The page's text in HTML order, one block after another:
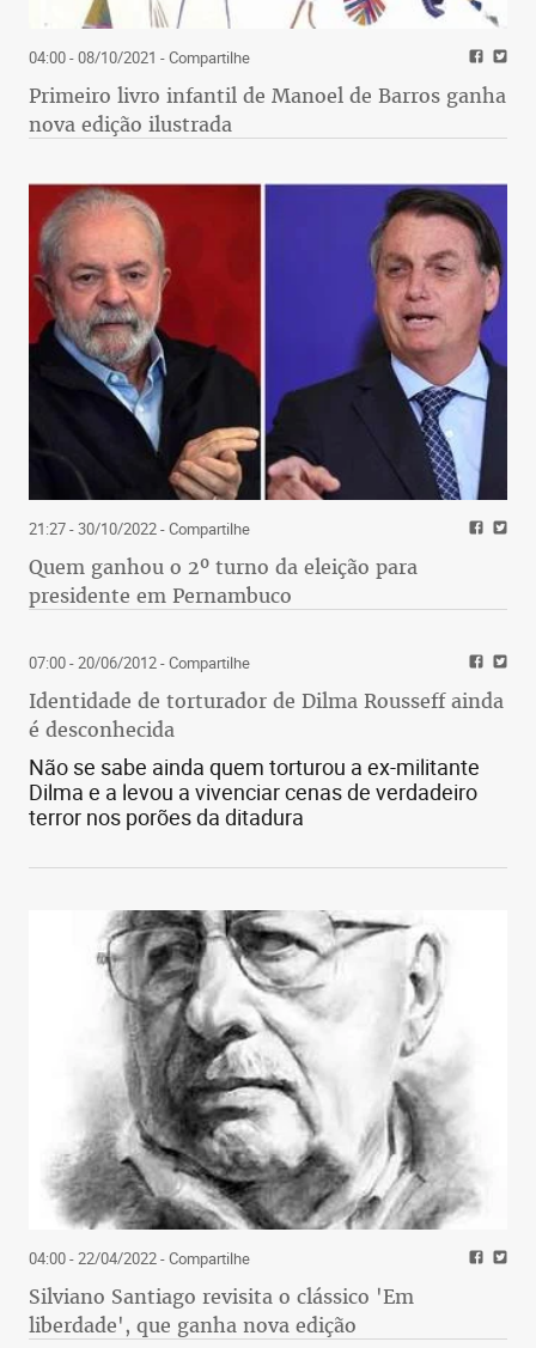
04:00 - 08/10/2021 - Compartilhe
Primeiro livro infantil de Manoel de Barros ganha
nova edição ilustrada
21:27 - 30/10/2022- Compartilhe
Quem ganhou o 2º turno da eleição para
presidente em Pernambuco
07:00 - 20/06/2012- Compartilhe
Identidade de torturador de Dilma Rousseff ainda
é desconhecida
Não se sabe ainda quem torturou a ex-militante
Dilma e a levou a vivenciar cenas de verdadeiro
terror nos porões da ditadura
04:00 - 22/04/2022- Compartilhe
Silviano Santiago revisita o clássico 'Em
liberdade', que ganha nova edição